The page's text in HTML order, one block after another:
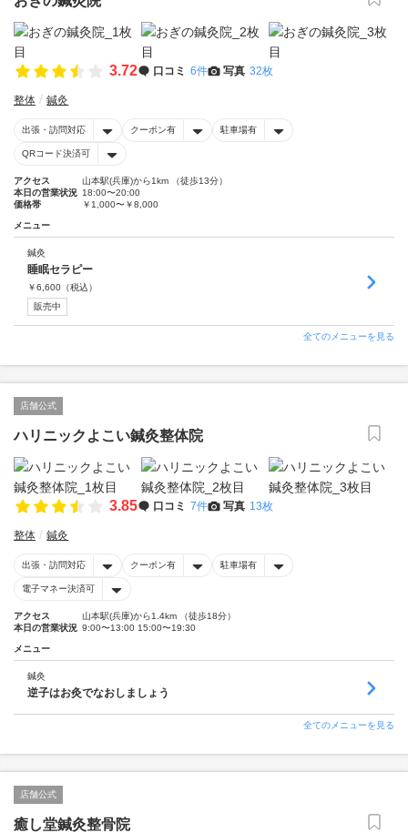
3.72 口コミ 6件 写真 32枚
整体 鍼灸
出張・訪問対応 クーポン有 駐車場有
QRコード決済可
アクセス
山本駅(兵庫)から1km （徒歩13分）
本日の営業状況 18:00〜20:00
価格帯
￥1,000〜￥8,000
メニュー
鍼灸
睡眠セラピー
￥6,600 （税込）
販売中
全てのメニューを見る
店舗公式
ハリニックよこい鍼灸整体院
3.85 口コミ 7件 写真 13枚
整体 鍼灸
出張・訪問対応 クーポン有 駐車場有
電子マネー決済可
アクセス
山本駅(兵庫)から1.4km （徒歩18分）
本日の営業状況 9:00〜13:00 15:00〜19:30
メニュー
鍼灸
逆子はお灸でなおしましょう
全てのメニューを見る
店舗公式
癒し堂鍼灸整骨院